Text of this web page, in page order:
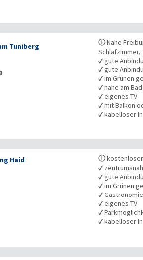
Tuniberg
ⓘNahe
Schlafzimmer,
✓gute
✓gute
✓im Grünen
✓nahe am
✓eigenes TV
✓mit Balkon
✓kabelloser
Haid
ⓘ
✓
✓gute
✓im Grünen
✓
✓eigenes TV
✓
✓kabelloser